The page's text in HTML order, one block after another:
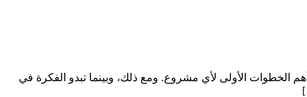
الخطوات الأولى لأي مشروع. ومع ذلك، وبينما تبدو الفكرة في